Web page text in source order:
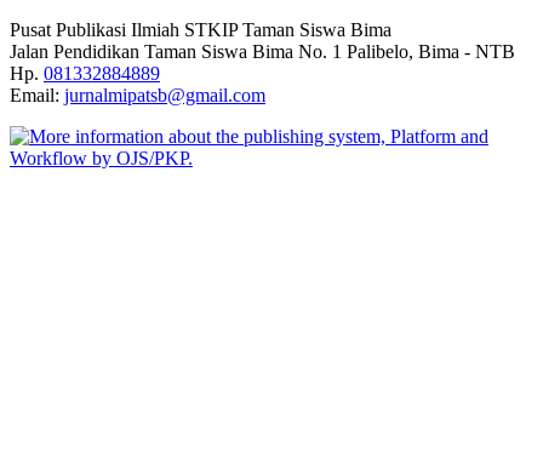
Pusat Publikasi Ilmiah STKIP Taman Siswa Bima
Jalan Pendidikan Taman Siswa Bima No. 1 Palibelo, Bima - NTB
Hp. 081332884889
Email: jurnalmipatsb@gmail.com